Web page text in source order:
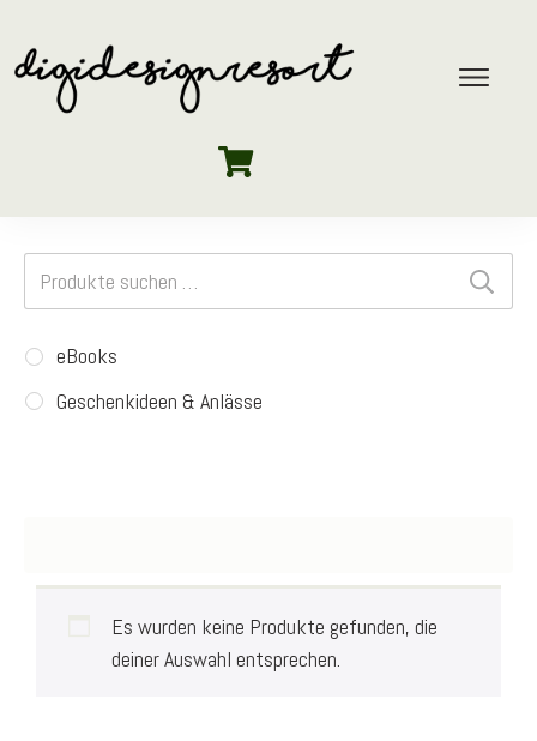
Es wurden keine Produkte gefunden, die
deiner Auswahl entsprechen.
Suchen
nach:
eBooks
Geschenkideen & Anlässe